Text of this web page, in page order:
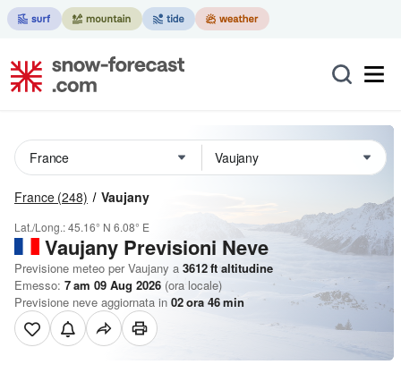
France (248) Vaujany
Lat./Long.:45.16° N 6.08° E
Vaujany Previsioni Neve
Previsione meteo per Vaujany a 3612ft altitudine
Emesso: 7 am 09 Aug 2026 (ora locale)
Previsione neve aggiornata in 02ora 46min